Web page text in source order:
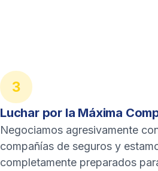
3
Luchar por la Máxima
Negociamos agresivamente
compañías de seguros y
completamente preparados